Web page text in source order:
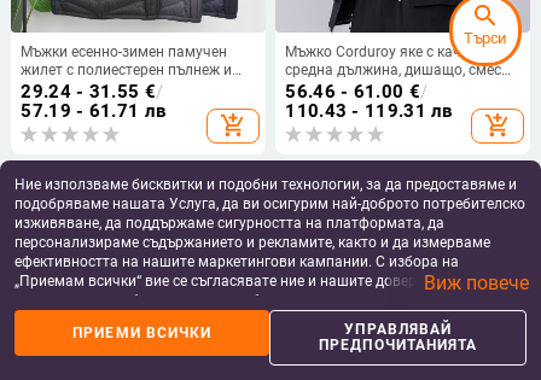
Мъжки есенно-зимен памучен
жилет с полиестерен пълнеж и
подплата, стояща яка, основна
тъкан полипропилен; шарки:
ивици, клетка, едноцветен,
камуфлаж, точков модел
29.24 - 31.55 €/
57.19 - 61.71 лв
add_shopping_cart
Мъжко Corduroy яке с качулка –
средна дължина, дишащо, смес
от заешка козина
56.46 - 61.00 €/
110.43 - 119.31 лв
add_shopping_cart
Ние използваме бисквитки и подобни технологии, за да предоставяме и
подобряваме нашата Услуга, да ви осигурим най-доброто потребителско
изживяване, да поддържаме сигурността на платформата, да
персонализираме съдържанието и рекламите, както и да измерваме
ефективността на нашите маркетингови кампании. С избора на
„Приемам всички“ вие се съгласявате ние и нашите доверени партньори
да съхраняваме бисквитки и подобни технологии на вашето устройство
за рекламни и аналитични цели. Можете по всяко време да управлявате
своите предпочитания, като натиснете „Управлявай предпочитанията“.
За повече информация, моля, вижте нашата
Виж повече
ПРИЕМИ ВСИЧКИ
УПРАВЛЯВАЙ
ПРЕДПОЧИТАНИЯТА
search
Търси